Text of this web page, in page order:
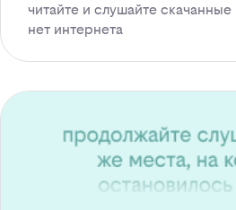
читайте и слушайте
нет интернета